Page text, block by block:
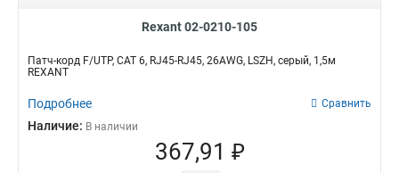
Rexant 02-0210-105
Патч-корд F/UTP, CAT 6, RJ45-RJ45, 26AWG, LSZH, серый, 1,5м
REXANT
Подробнее Сравнить
Наличие: В наличии
367,91 ₽